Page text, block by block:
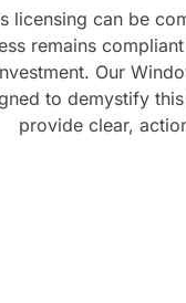
can be
remains
Our
to demystify
provide clear,